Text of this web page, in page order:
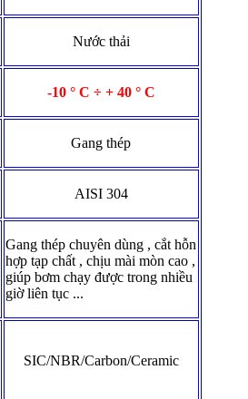
Nước thải
-10 ° C ÷ + 40 ° C
Gang thép
AISI 304
Gang thép chuyên dùng , cắt hỗn
hợp tạp chất , chịu mài mòn cao ,
giúp bơm chạy được trong nhiều
giờ liên tục ...
SIC/NBR/Carbon/Ceramic